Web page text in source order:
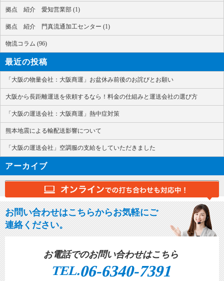
拠点 紹介 愛知営業部 (1)
拠点 紹介 門真流通加工センター (1)
物流コラム (96)
最近の投稿
「大阪の物量会社：大阪商運」お盆休み前後のお詫びとお願い
大阪から長距離運送を依頼するなら！料金の仕組みと運送会社の選び方
「大阪の運送会社：大阪商運」熱中症対策
熊本地震による輸配送影響について
「大阪の運送会社」空調服の支給をしていただきました
アーカイブ
お問い合わせはこちらからお気軽にご
連絡ください。
お電話でのお問い合わせはこちら
TEL.06-6340-7391